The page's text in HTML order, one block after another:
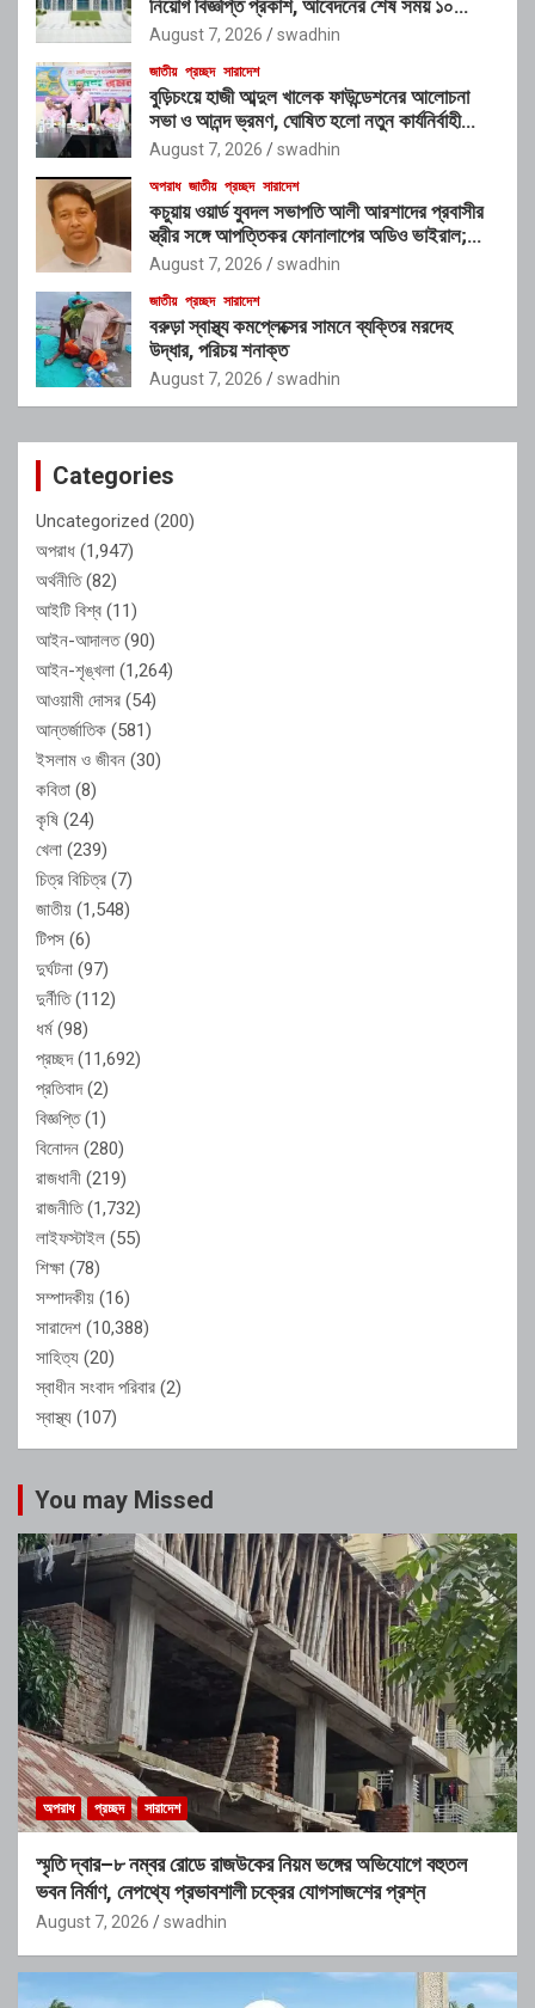
নিয়োগ বিজ্ঞপ্তি প্রকাশ, আবেদনের শেষ সময় ১০
আগস্ট
August 7, 2026 swadhin
জাতীয় প্রচ্ছদ সারাদেশ
বুড়িচংয়ে হাজী আব্দুল খালেক ফাউন্ডেশনের আলোচনা
সভা ও আনন্দ ভ্রমণ, ঘোষিত হলো নতুন কার্যনির্বাহী
কমিটি
August 7, 2026 swadhin
অপরাধ জাতীয় প্রচ্ছদ সারাদেশ
কচুয়ায় ওয়ার্ড যুবদল সভাপতি আলী আরশাদের প্রবাসীর
স্ত্রীর সঙ্গে আপত্তিকর ফোনালাপের অডিও ভাইরাল;
শাস্তির দাবি এলাকাবাসীর
August 7, 2026 swadhin
জাতীয় প্রচ্ছদ সারাদেশ
বরুড়া স্বাস্থ্য কমপ্লেক্সের সামনে ব্যক্তির মরদেহ
উদ্ধার, পরিচয় শনাক্ত
August 7, 2026 swadhin
Categories
Uncategorized (200)
অপরাধ (1,947)
অর্থনীতি(82)
আইটি বিশ্ব (11)
আইন-আদালত(90)
আইন-শৃঙ্খলা (1,264)
আওয়ামী দোসর (54)
আন্তর্জাতিক (581)
ইসলাম ও জীবন (30)
কবিতা (8)
কৃষি (24)
খেলা (239)
চিত্র বিচিত্র (7)
জাতীয় (1,548)
টিপস (6)
দুর্ঘটনা (97)
দুর্নীতি(112)
ধর্ম(98)
প্রচ্ছদ(11,692)
প্রতিবাদ(2)
বিজ্ঞপ্তি(1)
বিনোদন (280)
রাজধানী (219)
রাজনীতি(1,732)
লাইফস্টাইল (55)
শিক্ষা (78)
সম্পাদকীয় (16)
সারাদেশ (10,388)
সাহিত্য (20)
স্বাধীন সংবাদ পরিবার (2)
স্বাস্থ্য (107)
You may Missed
অপরাধ প্রচ্ছদ সারাদেশ
স্মৃতি দ্বার–৮ নম্বর রোডে রাজউকের নিয়ম ভঙ্গের অভিযোগে বহুতল
ভবন নির্মাণ, নেপথ্যে প্রভাবশালী চক্রের যোগসাজশের প্রশ্ন
August 7, 2026 swadhin